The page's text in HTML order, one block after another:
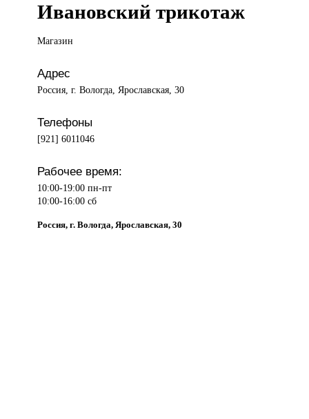
Ивановский трикотаж
Магазин
Адрес
Россия, г. Вологда, Ярославская, 30
Телефоны
[921] 6011046
Рабочее время:
10:00-19:00 пн-пт
10:00-16:00 сб
Россия, г. Вологда, Ярославская, 30